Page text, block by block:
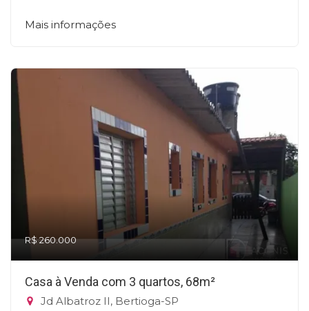
Mais informações
R$ 260.000
Casa à Venda com 3 quartos, 68m²
Jd Albatroz II, Bertioga-SP